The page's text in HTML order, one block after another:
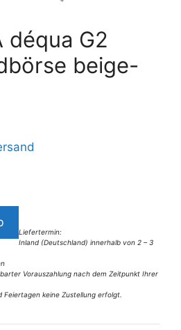
déqua G2
beige-
Liefertermin:
Inland (Deutschland) innerhalb von 2 – 3
Vorauszahlung nach dem Zeitpunkt Ihrer
keine Zustellung erfolgt.